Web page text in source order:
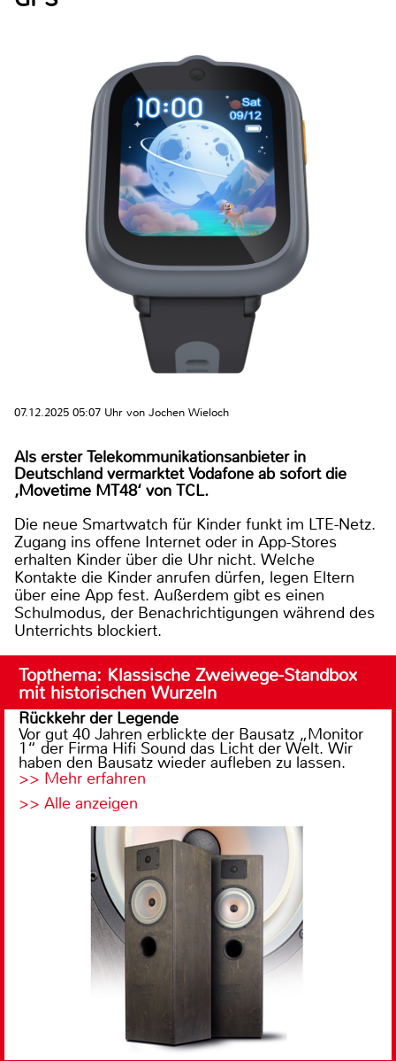
07.12.2025 05:07 Uhr von Jochen Wieloch
Als erster Telekommunikationsanbieter in
Deutschland vermarktet Vodafone ab sofort die
‚Movetime MT48‘ von TCL.
Die neue Smartwatch für Kinder funkt im LTE-Netz.
Zugang ins offene Internet oder in App-Stores
erhalten Kinder über die Uhr nicht. Welche
Kontakte die Kinder anrufen dürfen, legen Eltern
über eine App fest. Außerdem gibt es einen
Schulmodus, der Benachrichtigungen während des
Unterrichts blockiert.
Topthema: Klassische Zweiwege-Standbox
mit historischen Wurzeln
Rückkehr der Legende
Vor gut 40 Jahren erblickte der Bausatz „Monitor
1“ der Firma Hifi Sound das Licht der Welt. Wir
haben den Bausatz wieder aufleben zu lassen.
>> Mehr erfahren
>> Alle anzeigen